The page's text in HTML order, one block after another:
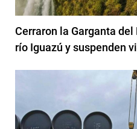
Cerraron la Garganta
río Iguazú y suspenden